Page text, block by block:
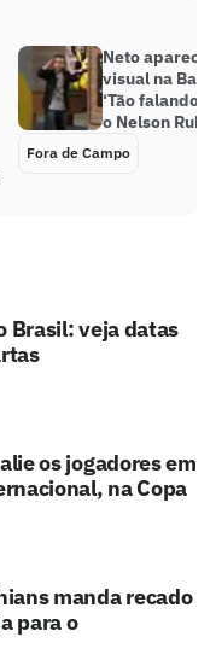
Neto aparece
visual na
‘Tão falando
o Nelson
Fora de Campo
Brasil: veja datas
os jogadores em
na Copa
manda recado
para o